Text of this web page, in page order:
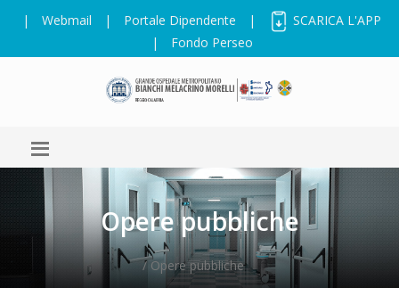
| Webmail | Portale Dipendente |
SCARICA L'APP
|
Fondo Perseo
Opere pubbliche
/ Opere pubbliche